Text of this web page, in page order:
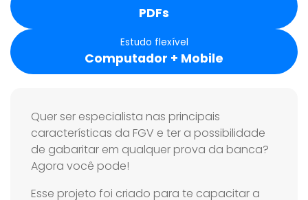
PDFs
Estudo flexível
Computador + Mobile
Quer ser especialista nas principais
características da FGV e ter a possibilidade
de gabaritar em qualquer prova da banca?
Agora você pode!
Esse projeto foi criado para te capacitar a